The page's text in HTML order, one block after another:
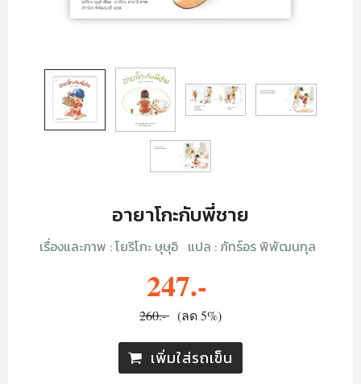
อายาโกะกับพี่ชาย
เรื่องและภาพ :โยริโกะ ษุษุอิแปล : ภัทร์อร พิพัฒนกุล
247.-
260.- (ลด 5%)
เพิ่มใส่รถเข็น